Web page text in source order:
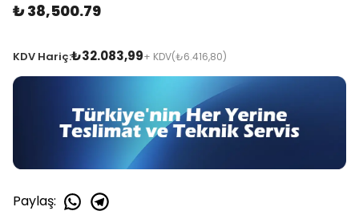
₺ 38,500.79
KDV Hariç:₺32.083,99+ KDV(₺6.416,80)
Paylaş: